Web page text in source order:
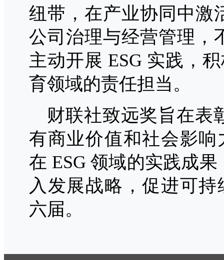
纽带，在产业协同中激
公司治理与经营管理，
主动开展 ESG 实践，
育领域的责任担当。
财联社致远奖旨在表
有商业价值和社会影响
在 ESG 领域的实践成果
入发展战略，促进可
六届。